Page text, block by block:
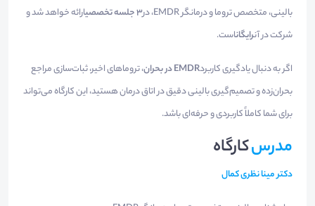
بالینی، متخصص تروما و درمانگر EMDR، در
۳ جلسه تخصصی
ارائه خواهد شد و
شرکت در آنرایگاناست.
اگر به دنبال یادگیری کاربردEMDR در بحران
، تروماهای اخیر، ثبات‌سازی مراجع
بحران‌زده و تصمیم‌گیری بالینی دقیق در اتاق درمان هستید، این کارگاه می‌تواند
برای شما کاملاً کاربردی و حرفه‌ای باشد.
مدرسکارگاه
دکتر مینا نظری کمال